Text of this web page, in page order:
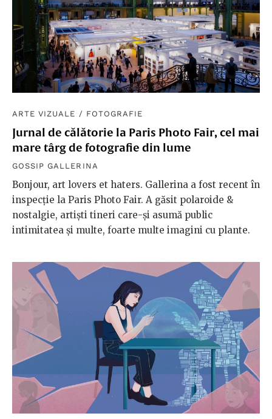
ARTE VIZUALE / FOTOGRAFIE
Jurnal de călătorie la Paris Photo Fair, cel mai
mare târg de fotografie din lume
GOSSIP GALLERINA
Bonjour, art lovers et haters. Gallerina a fost recent în
inspecție la Paris Photo Fair. A găsit polaroide &
nostalgie, artiști tineri care-și asumă public
intimitatea și multe, foarte multe imagini cu plante.